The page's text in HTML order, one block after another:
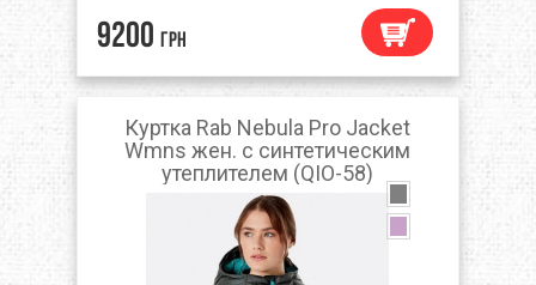
9200 грн
Куртка Rab Nebula Pro Jacket
Wmns жен. с синтетическим
утеплителем (QIO-58)